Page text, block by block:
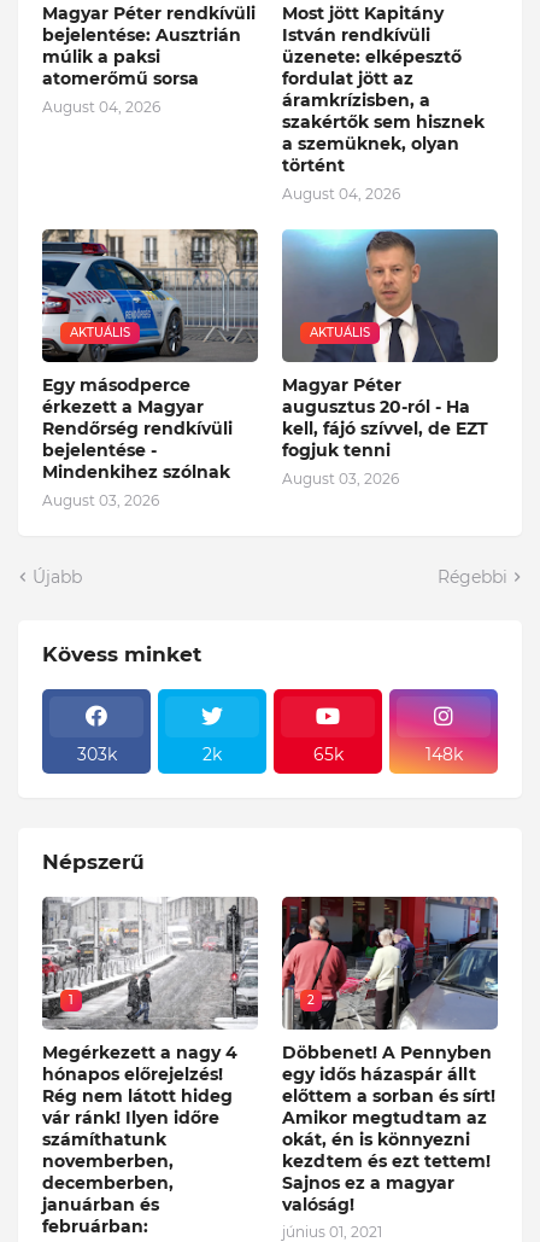
Magyar Péter rendkívüli
bejelentése: Ausztrián
múlik a paksi
atomerőmű sorsa
August 04, 2026
Most jött Kapitány
István rendkívüli
üzenete: elképesztő
fordulat jött az
áramkrízisben, a
szakértők sem hisznek
a szemüknek, olyan
történt
August 04, 2026
AKTUÁLIS
Egy másodperce
érkezett a Magyar
Rendőrség rendkívüli
bejelentése -
Mindenkihez szólnak
August 03, 2026
AKTUÁLIS
Magyar Péter
augusztus 20-ról - Ha
kell, fájó szívvel, de EZT
fogjuk tenni
August 03, 2026
Újabb Régebbi
Kövess minket
303k 2k 65k 148k
Népszerű
1
Megérkezett a nagy 4
hónapos előrejelzés!
Rég nem látott hideg
vár ránk! Ilyen időre
számíthatunk
novemberben,
decemberben,
januárban és
februárban:
2
Döbbenet! A Pennyben
egy idős házaspár állt
előttem a sorban és sírt!
Amikor megtudtam az
okát, én is könnyezni
kezdtem és ezt tettem!
Sajnos ez a magyar
valóság!
június 01, 2021